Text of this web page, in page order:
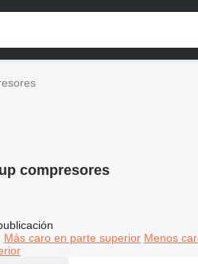
compresores
Más caro en parte superior Menos